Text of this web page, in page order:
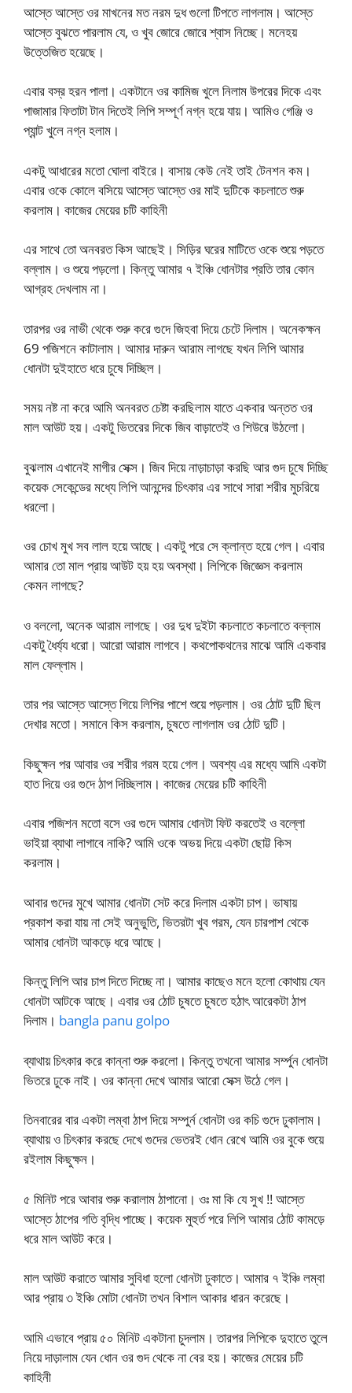
আস্তে আস্তে ওর মাখনের মত নরম দুধ গুলো টিপতে লাগলাম। আস্তে
আস্তে বুঝতে পারলাম যে, ও খুব জোরে জোরে শ্বাস নিচ্ছে। মনেহয়
উত্তেজিত হয়েছে।
এবার বস্র হরন পালা। একটানে ওর কামিজ খুলে নিলাম উপরের দিকে এবং
পাজামার ফিতাটা টান দিতেই লিপি সম্পূর্ণ নগ্ন হয়ে যায়। আমিও গেঞ্জি ও
প্যান্ট খুলে নগ্ন হলাম।
একটু আধারের মতো ঘোলা বাইরে। বাসায় কেউ নেই তাই টেনশন কম।
এবার ওকে কোলে বসিয়ে আস্তে আস্তে ওর মাই দুটিকে কচলাতে শুরু
করলাম। কাজের মেয়ের চটি কাহিনী
এর সাথে তো অনবরত কিস আছেই। সিড়ির ঘরের মাটিতে ওকে শুয়ে পড়তে
বল্লাম। ও শুয়ে পড়লো। কিন্তু আমার ৭ ইঞ্চি ধোনটার প্রতি তার কোন
আগ্রহ দেখলাম না।
তারপর ওর নাভী থেকে শুরু করে গুদে জিহবা দিয়ে চেটে দিলাম। অনেকক্ষন
69 পজিশনে কাটালাম। আমার দারুন আরাম লাগছে যখন লিপি আমার
ধোনটা দুইহাতে ধরে চুষে দিচ্ছিল।
সময় নষ্ট না করে আমি অনবরত চেষ্টা করছিলাম যাতে একবার অন্তত ওর
মাল আউট হয়। একটু ভিতরের দিকে জিব বাড়াতেই ও শিউরে উঠলো।
বুঝলাম এখানেই মাগীর সেক্স। জিব দিয়ে নাড়াচাড়া করছি আর গুদ চুষে দিচ্ছি
কয়েক সেকেন্ডের মধ্যে লিপি আনন্দের চিৎকার এর সাথে সারা শরীর মুচরিয়ে
ধরলো।
ওর চোখ মুখ সব লাল হয়ে আছে। একটু পরে সে ক্লান্ত হয়ে গেল। এবার
আমার তো মাল প্রায় আউট হয় হয় অবস্থা। লিপিকে জিজ্ঞেস করলাম
কেমন লাগছে?
ও বললো, অনেক আরাম লাগছে। ওর দুধ দুইটা কচলাতে কচলাতে বল্লাম
একটু ধৈর্য্য ধরো। আরো আরাম লাগবে। কথপোকথনের মাঝে আমি একবার
মাল ফেল্লাম।
তার পর আস্তে আস্তে গিয়ে লিপির পাশে শুয়ে পড়লাম। ওর ঠোট দুটি ছিল
দেখার মতো। সমানে কিস করলাম, চুষতে লাগলাম ওর ঠোট দুটি।
কিছুক্ষন পর আবার ওর শরীর গরম হয়ে গেল। অবশ্য এর মধ্যে আমি একটা
হাত দিয়ে ওর গুদে ঠাপ দিচ্ছিলাম। কাজের মেয়ের চটি কাহিনী
এবার পজিশন মতো বসে ওর গুদে আমার ধোনটা ফিট করতেই ও বল্লো
ভাইয়া ব্যাথা লাগাবে নাকি? আমি ওকে অভয় দিয়ে একটা ছোট্ট কিস
করলাম।
আবার গুদের মুখে আমার ধোনটা সেট করে দিলাম একটা চাপ। ভাষায়
প্রকাশ করা যায় না সেই অনুভুতি, ভিতরটা খুব গরম, যেন চারপাশ থেকে
আমার ধোনটা আকড়ে ধরে আছে।
কিন্তু লিপি আর চাপ দিতে দিচ্ছে না। আমার কাছেও মনে হলো কোথায় যেন
ধোনটা আটকে আছে। এবার ওর ঠোট চুষতে চুষতে হঠাৎ আরেকটা ঠাপ
দিলাম। bangla panu golpo
ব্যাথায় চিৎকার করে কান্না শুরু করলো। কিন্তু তখনো আমার সর্ম্পুন ধোনটা
ভিতরে ঢুকে নাই। ওর কান্না দেখে আমার আরো সেক্স উঠে গেল।
তিনবারের বার একটা লম্বা ঠাপ দিয়ে সম্পুর্ন ধোনটা ওর কচি গুদে ঢুকালাম।
ব্যাথায় ও চিৎকার করছে দেখে গুদের ভেতরই ধোন রেখে আমি ওর বুকে শুয়ে
রইলাম কিছুক্ষন।
৫ মিনিট পরে আবার শুরু করালাম ঠাপানো। ওঃ মা কি যে সুখ !! আস্তে
আস্তে ঠাপের গতি বৃদ্ধি পাচ্ছে। কয়েক মুহুর্ত পরে লিপি আমার ঠোট কামড়ে
ধরে মাল আউট করে।
মাল আউট করাতে আমার সুবিধা হলো ধোনটা ঢুকাতে। আমার ৭ ইঞ্চি লম্বা
আর প্রায় ৩ ইঞ্চি মোটা ধোনটা তখন বিশাল আকার ধারন করেছে।
আমি এভাবে প্রায় ৫০ মিনিট একটানা চুদলাম। তারপর লিপিকে দুহাতে তুলে
নিয়ে দাড়ালাম যেন ধোন ওর গুদ থেকে না বের হয়। কাজের মেয়ের চটি
কাহিনী